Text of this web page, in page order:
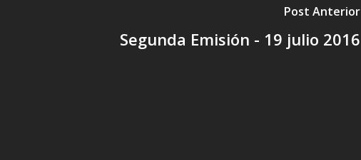
Post Anterior
Segunda Emisión - 19 julio 2016